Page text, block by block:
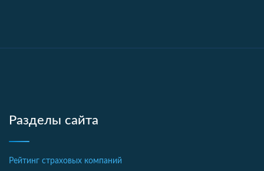
Разделы сайта
Рейтинг страховых компаний